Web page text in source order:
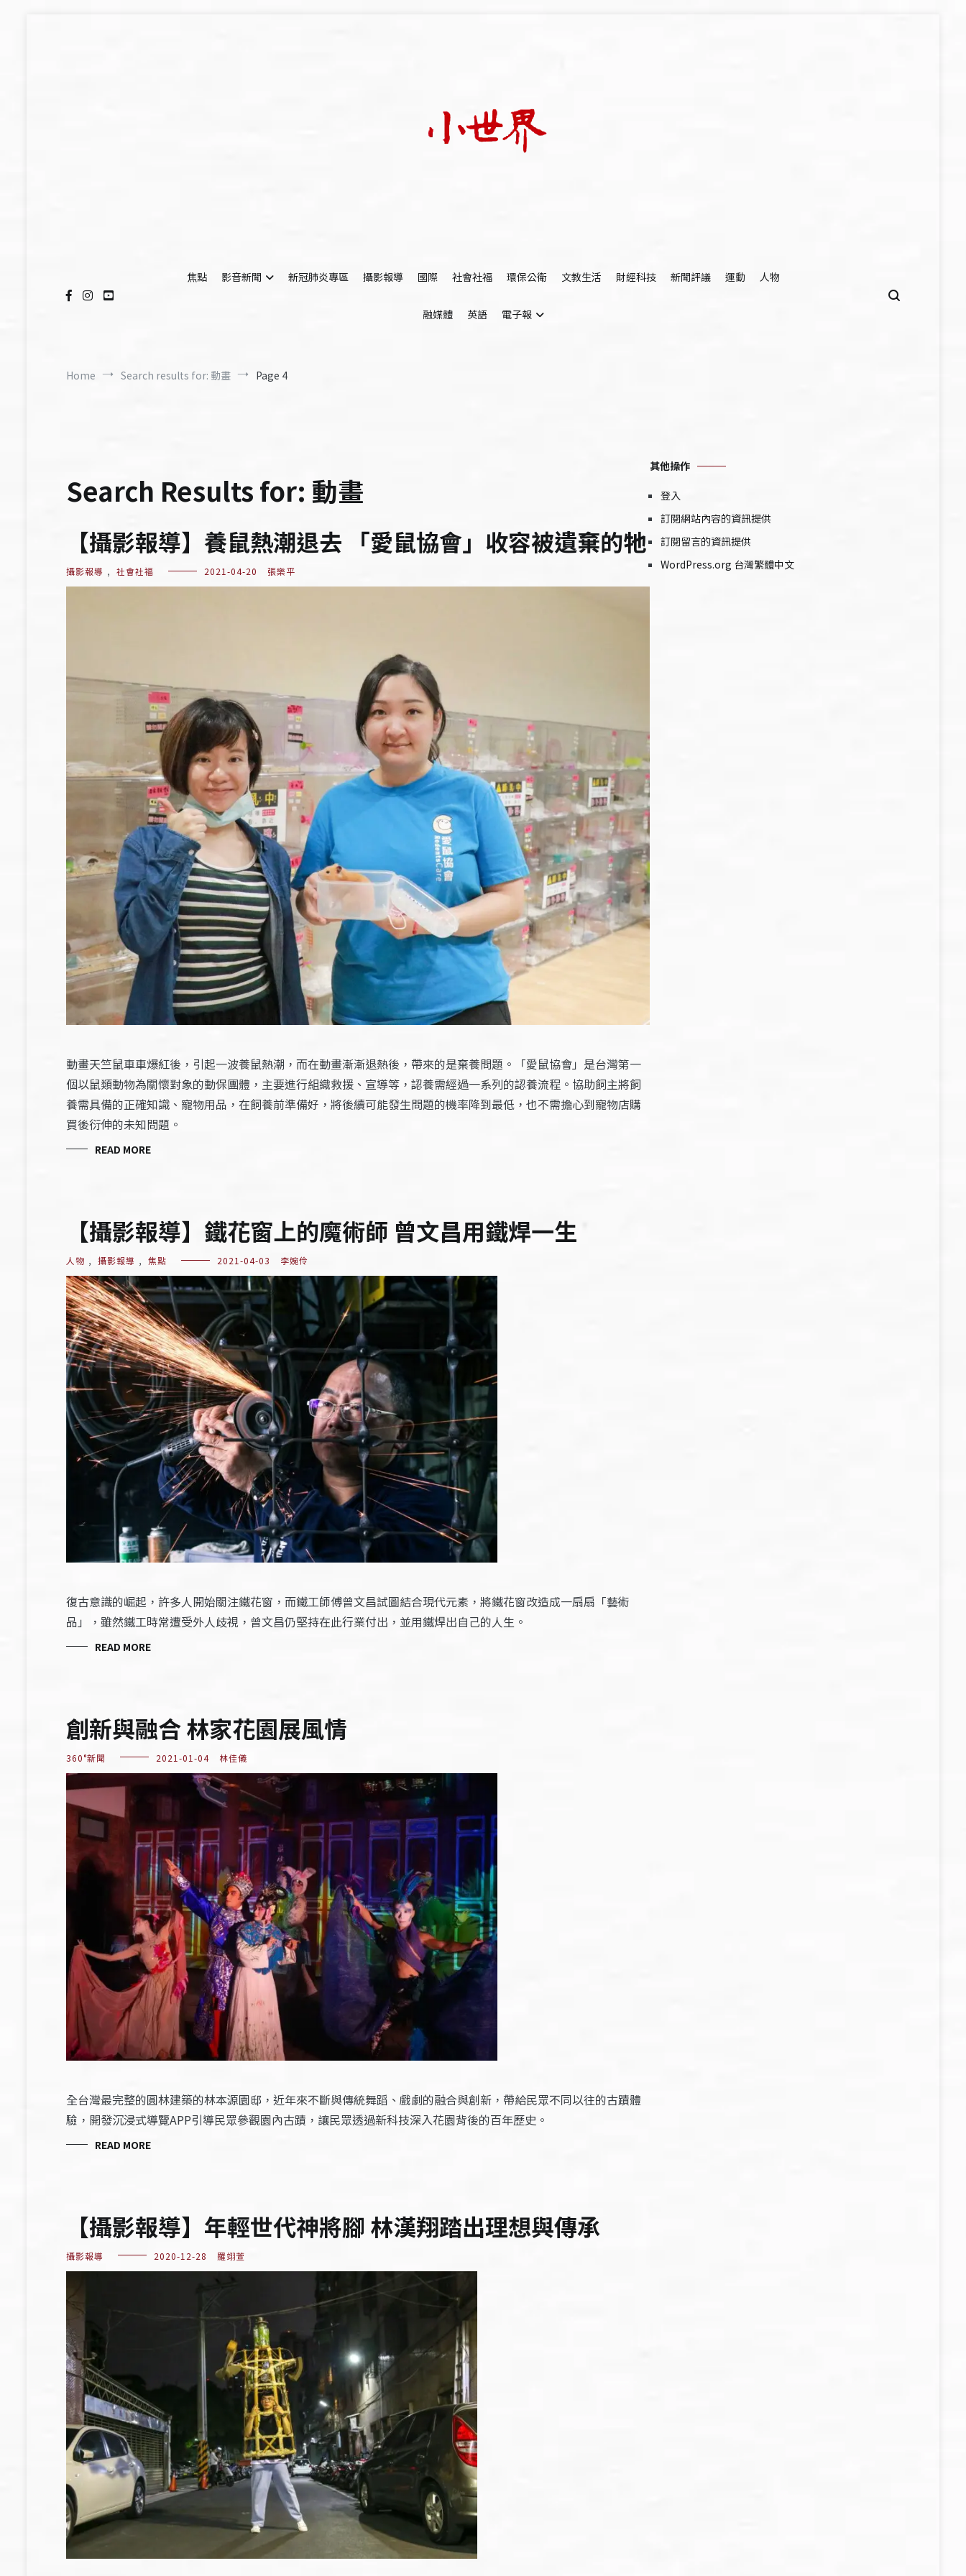
焦點
影音新聞 新冠肺炎專區 攝影報導 國際 社會社福 環保公衛 文教生活 財經科技 新聞評議 運動 人物
融媒體 英語 電子報
Home Search results for: 動畫 Page 4
Search Results for: 動畫
【攝影報導】養鼠熱潮退去 「愛鼠協會」收容被遺棄的牠
攝影報導 , 社會社福 2021-04-20 張樂平
動畫天竺鼠車車爆紅後，引起一波養鼠熱潮，而在動畫漸漸退熱後，帶來的是棄養問題。「愛鼠協會」是台灣第一
個以鼠類動物為關懷對象的動保團體，主要進行組織救援、宣導等，認養需經過一系列的認養流程。協助飼主將飼
養需具備的正確知識、寵物用品，在飼養前準備好，將後續可能發生問題的機率降到最低，也不需擔心到寵物店購
買後衍伸的未知問題。
READ MORE
【攝影報導】鐵花窗上的魔術師 曾文昌用鐵焊一生
人物 , 攝影報導 , 焦點 2021-04-03 李婉伶
復古意識的崛起，許多人開始關注鐵花窗，而鐵工師傅曾文昌試圖結合現代元素，將鐵花窗改造成一扇扇「藝術
品」，雖然鐵工時常遭受外人歧視，曾文昌仍堅持在此行業付出，並用鐵焊出自己的人生。
READ MORE
創新與融合 林家花園展風情
360°新聞 2021-01-04 林佳儀
全台灣最完整的圓林建築的林本源園邸，近年來不斷與傳統舞蹈、戲劇的融合與創新，帶給民眾不同以往的古蹟體
驗，開發沉浸式導覽APP引導民眾參觀園內古蹟，讓民眾透過新科技深入花園背後的百年歷史。
READ MORE
【攝影報導】年輕世代神將腳 林漢翔踏出理想與傳承
攝影報導 2020-12-28 羅翊萱
其他操作
登入
訂閱網站內容的資訊提供
訂閱留言的資訊提供
WordPress.org 台灣繁體中文